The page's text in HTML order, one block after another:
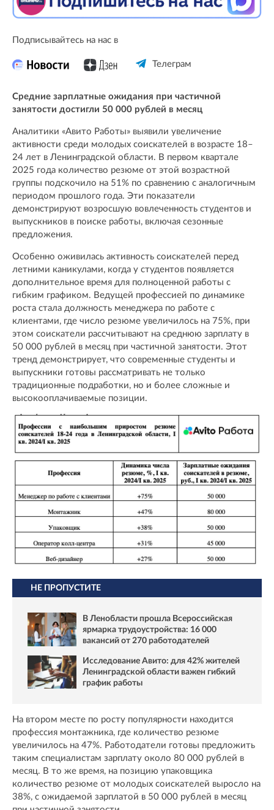
Подписывайтесь на нас в
Телеграм
Средние зарплатные ожидания при частичной
занятости достигли 50 000 рублей в месяц
Аналитики «Авито Работы» выявили увеличение
активности среди молодых соискателей в возрасте 18–
24 лет в Ленинградской области. В первом квартале
2025 года количество резюме от этой возрастной
группы подскочило на 51% по сравнению с аналогичным
периодом прошлого года. Эти показатели
демонстрируют возросшую вовлеченность студентов и
выпускников в поиске работы, включая сезонные
предложения.
Особенно оживилась активность соискателей перед
летними каникулами, когда у студентов появляется
дополнительное время для полноценной работы с
гибким графиком. Ведущей профессией по динамике
роста стала должность менеджера по работе с
клиентами, где число резюме увеличилось на 75%, при
этом соискатели рассчитывают на среднюю зарплату в
50 000 рублей в месяц при частичной занятости. Этот
тренд демонстрирует, что современные студенты и
выпускники готовы рассматривать не только
традиционные подработки, но и более сложные и
высокооплачиваемые позиции.
НЕ ПРОПУСТИТЕ
В Ленобласти прошла Всероссийская
ярмарка трудоустройства: 16 000
вакансий от 270 работодателей
Исследование Авито: для 42% жителей
Ленинградской области важен гибкий
график работы
На втором месте по росту популярности находится
профессия монтажника, где количество резюме
увеличилось на 47%. Работодатели готовы предложить
таким специалистам зарплату около 80 000 рублей в
месяц. В то же время, на позицию упаковщика
количество резюме от молодых соискателей выросло на
38%, с ожидаемой зарплатой в 50 000 рублей в месяц